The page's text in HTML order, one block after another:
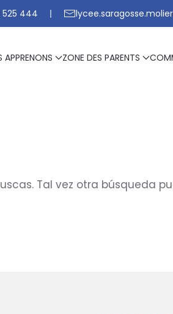
444
APPRENONS ZONE DES PARENTS
Tal vez otra búsqueda